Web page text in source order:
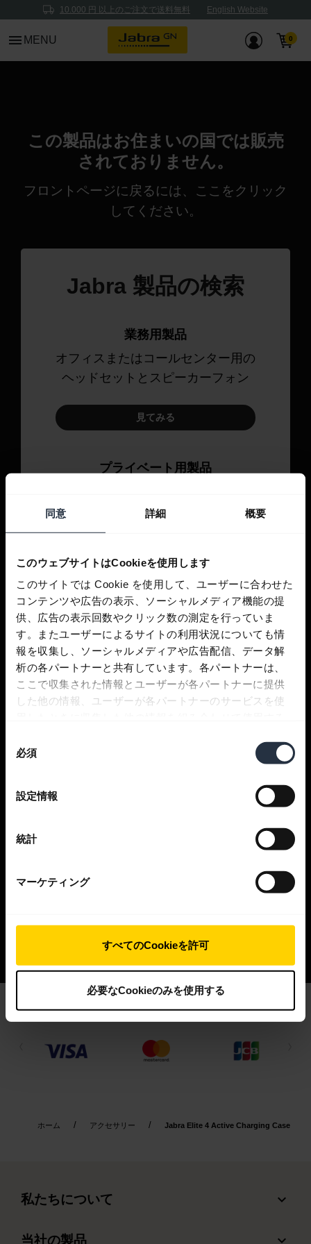
10.000 円 以上のご注文で送料無料 English Website
同意 詳細 概要
このウェブサイトはCookieを使用します
このサイトでは Cookie を使用して、ユーザーに合わせた
コンテンツや広告の表示、ソーシャルメディア機能の提
供、広告の表示回数やクリック数の測定を行っていま
す。またユーザーによるサイトの利用状況についても情
報を収集し、ソーシャルメディアや広告配信、データ解
析の各パートナーと共有しています。各パートナーは、
ここで収集された情報とユーザーが各パートナーに提供
した他の情報、ユーザーが各パートナーのサービスを使
必須
設定情報
統計
マーケティング
すべてのCookieを許可
必要なCookieのみを使用する
menu MENU
この製品はお住まいの国では販売
されておりません。
フロントページに戻るには、 ここ をクリック
してください。
Jabra 製品の検索
業務用製品
オフィスまたはコールセンター用の
ヘッドセットとスピーカーフォン
見てみる
プライベート用製品
ドセットとイヤホン。
サポート
Jabra アプリ
支払い情報
ホーム アクセサリー Jabra Elite 4 Active Charging Case
expand_more
私たちについて
expand_more
当社の製品